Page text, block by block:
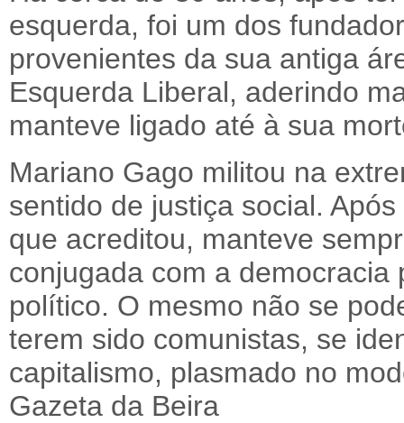
esquerda, foi um dos
provenientes da sua antiga
Esquerda Liberal, aderindo
manteve ligado até à sua
Mariano Gago militou na
sentido de justiça social.
que acreditou, manteve
conjugada com a
político. O mesmo não se
terem sido comunistas, se
capitalismo, plasmado no
Gazeta da Beira